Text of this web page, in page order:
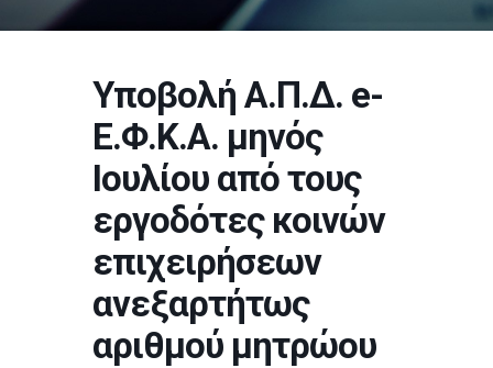
Υποβολή Α.Π.Δ. e-
Ε.Φ.Κ.Α. μηνός
Ιουλίου από τους
εργοδότες κοινών
επιχειρήσεων
ανεξαρτήτως
αριθμού μητρώου